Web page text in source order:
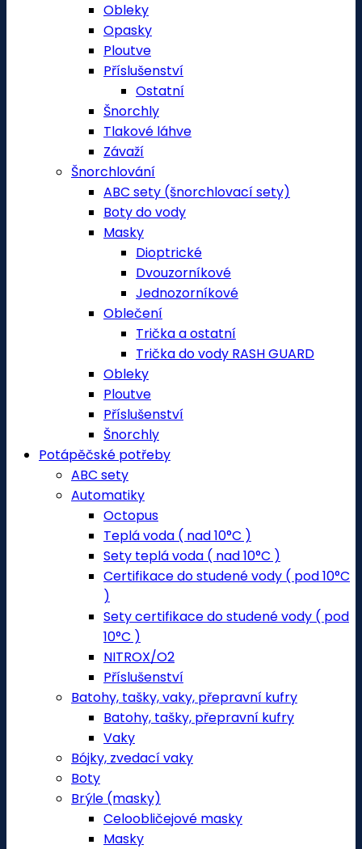
Obleky
Opasky
Ploutve
Příslušenství
Ostatní
Šnorchly
Tlakové láhve
Závaží
Šnorchlování
ABC sety (šnorchlovací sety)
Boty do vody
Masky
Dioptrické
Dvouzorníkové
Jednozorníkové
Oblečení
Trička a ostatní
Trička do vody RASH GUARD
Obleky
Ploutve
Příslušenství
Šnorchly
Potápěčské potřeby
ABC sety
Automatiky
Octopus
Teplá voda ( nad 10°C )
Sety teplá voda ( nad 10°C )
Certifikace do studené vody ( pod 10°C
)
Sety certifikace do studené vody ( pod
10°C )
NITROX/O2
Příslušenství
Batohy, tašky, vaky, přepravní kufry
Batohy, tašky, přepravní kufry
Vaky
Bójky, zvedací vaky
Boty
Brýle (masky)
Celoobličejové masky
Masky